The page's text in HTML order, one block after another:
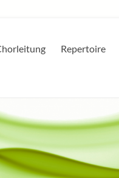
Repertoire